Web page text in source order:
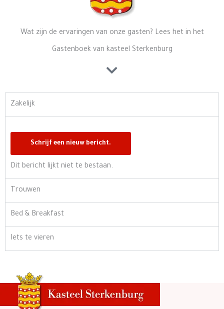
Wat zijn de ervaringen van onze gasten? Lees het in het
Gastenboek van kasteel Sterkenburg
Zakelijk
Dit bericht lijkt niet te bestaan.
Trouwen
Bed & Breakfast
Iets te vieren